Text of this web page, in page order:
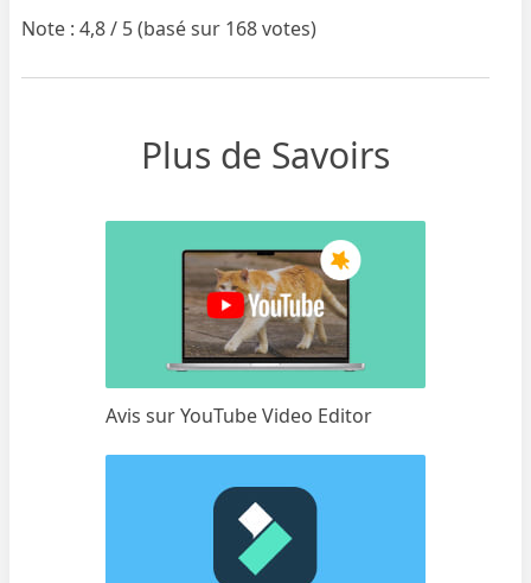
Note : 4,8 / 5 (basé sur 168 votes)
Plus de Savoirs
Avis sur YouTube Video Editor